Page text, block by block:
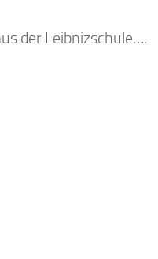
der Leibnizschule….